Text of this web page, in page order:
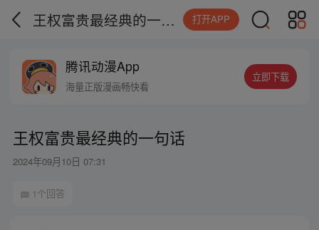
王权富贵最经典的一句话 打开APP
腾讯动漫App
海量正版漫画畅快看
立即下载
王权富贵最经典的一句话
2024年09月10日 07:31
1个回答